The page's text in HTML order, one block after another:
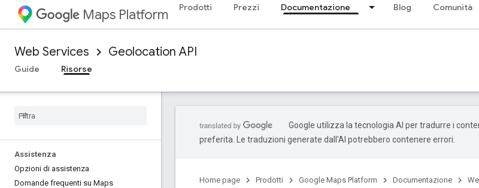
Maps Platform Prodotti Prezzi Documentazione Blog Comunità
Web Services Geolocation API
Guide
Risorse
Assistenza
Opzioni di assistenza
Domande frequenti su Maps
Google utilizza la tecnologia AI per tradurre i
preferita. Le traduzioni generate dall'AI potrebbero contenere errori.
Home page Prodotti Google Maps Platform Documentazione